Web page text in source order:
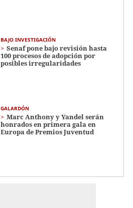
BAJO INVESTIGACIÓN
Senaf pone bajo revisión hasta
100 procesos de adopción por
posibles irregularidades
GALARDÓN
Marc Anthony y Yandel serán
honrados en primera gala en
Europa de Premios Juventud